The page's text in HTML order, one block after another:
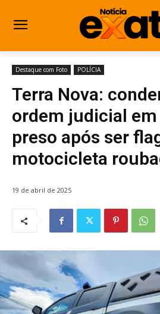
Destaque com Foto POLÍCIA
Terra Nova:
ordem judicial
preso após ser
motocicleta
19 de abril de 2025